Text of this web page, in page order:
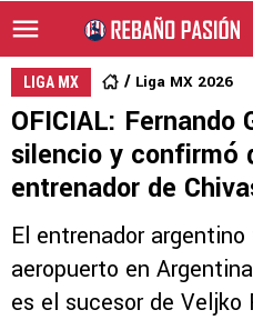
LIGA MX Liga MX 2026
OFICIAL: Fernando
silencio y confirmó
entrenador de
El entrenador
aeropuerto en
es el sucesor de Veljko